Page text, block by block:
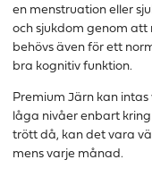
en menstruation eller
och sjukdom genom
behövs även för ett
bra kognitiv funktion.
Premium Järn kan
låga nivåer enbart
trött då, kan det vara
mens varje månad.